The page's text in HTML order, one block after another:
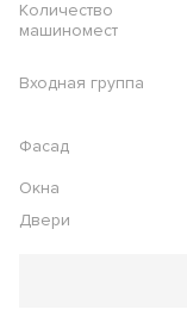
Количество
машиномест
Входная группа
Фасад
Окна
Двери